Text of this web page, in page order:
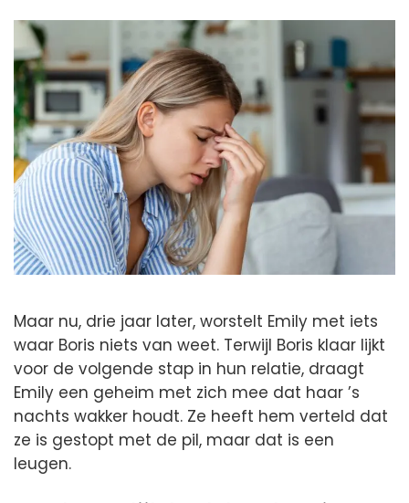
Maar nu, drie jaar later, worstelt Emily met iets
waar Boris niets van weet. Terwijl Boris klaar lijkt
voor de volgende stap in hun relatie, draagt
Emily een geheim met zich mee dat haar ’s
nachts wakker houdt. Ze heeft hem verteld dat
ze is gestopt met de pil, maar dat is een
leugen.